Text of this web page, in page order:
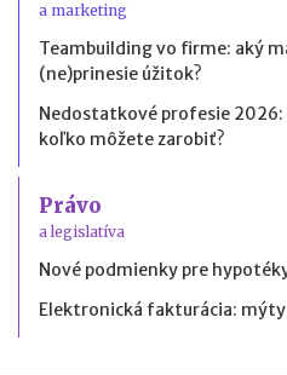
a marketing
Teambuilding vo firme: aký
(ne)prinesie úžitok?
Nedostatkové profesie 2026:
koľko môžete zarobiť?
Právo
a legislatíva
Nové podmienky pre
Elektronická fakturácia: